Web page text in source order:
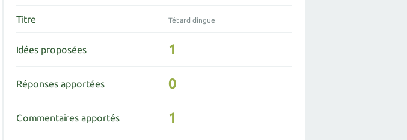
Titre Tétard dingue
Idées proposées 1
Réponses apportées 0
Commentaires apportés 1